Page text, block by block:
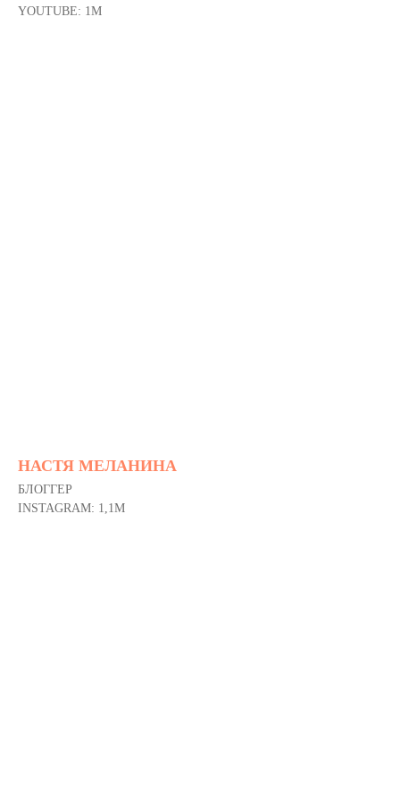
YOUTUBE: 1M
НАСТЯ МЕЛАНИНА
БЛОГГЕР
INSTAGRAM: 1,1M